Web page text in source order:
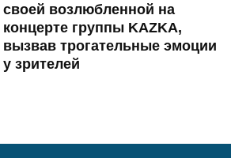
своей возлюбленной на
концерте группы KAZKA,
вызвав трогательные эмоции
у зрителей